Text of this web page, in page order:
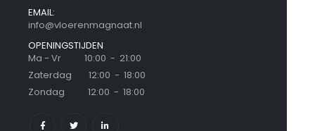
EMAIL:
info@vloerenmagnaat.nl
OPENINGSTIJDEN
Ma - Vr 10:00 - 21:00
Zaterdag 12:00 - 18:00
Zondag 12:00 - 18:00